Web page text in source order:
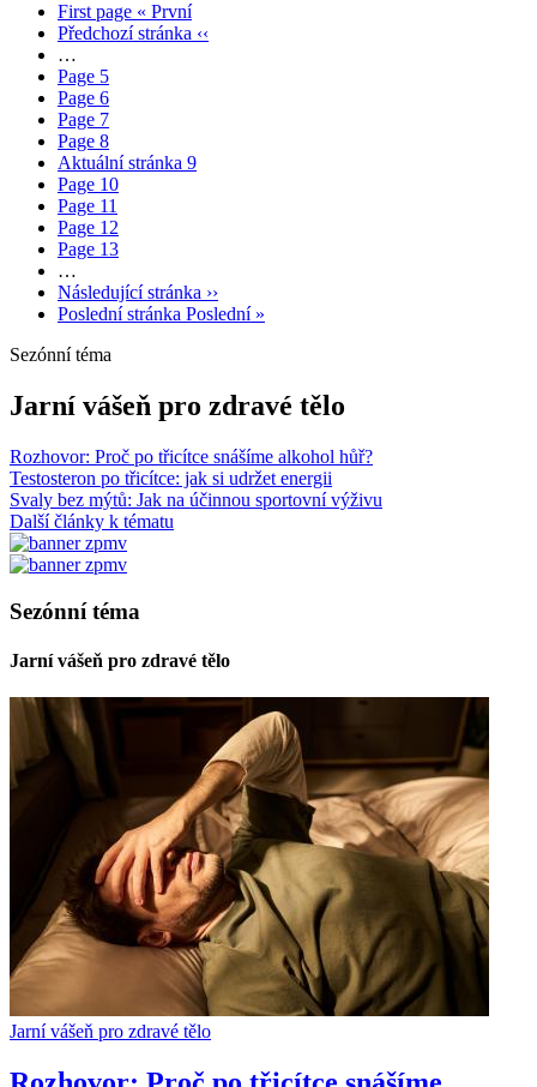
First page « První
Předchozí stránka ‹‹
…
Page 5
Page 6
Page 7
Page 8
Aktuální stránka 9
Page 10
Page 11
Page 12
Page 13
…
Následující stránka ››
Poslední stránka Poslední »
Sezónní téma
Jarní vášeň pro zdravé tělo
Rozhovor: Proč po třicítce snášíme alkohol hůř?
Testosteron po třicítce: jak si udržet energii
Svaly bez mýtů: Jak na účinnou sportovní výživu
Další články k tématu
Sezónní téma
Jarní vášeň pro zdravé tělo
Jarní vášeň pro zdravé tělo